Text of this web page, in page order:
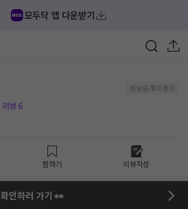
모두닥 앱 다운받기
정보공개 미동의
리뷰 6
찜하기 리뷰작성
확인하러 가기 👀